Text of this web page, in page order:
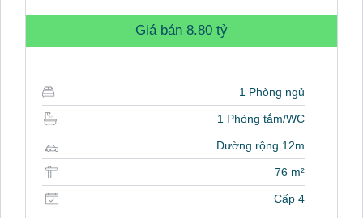
Giá bán 8.80 tỷ
1 Phòng ngủ
1 Phòng tắm/WC
Đường rộng 12m
76 m²
Cấp 4